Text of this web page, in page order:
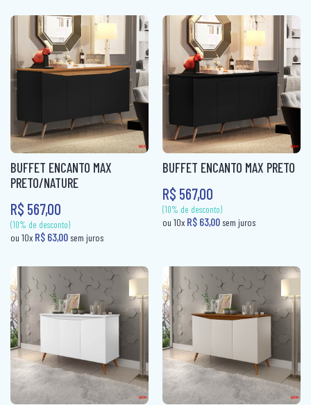
PRATO GIRATÓRIO
TORRE QUENTE
CAMA INFANTIL
CAMA QUEEN
CAMA SOLTEIRO
COLCHÃO CASAL
COLCHÃO CASAL MOLAS
COLCHÃO INFANTIL
COLCHÃO KING MOLAS
COLCHÂO QUEEN
COLCHÃO QUEEN MOLAS
COLCHÃO SOLTEIRÃO
COLCHÃO SOLTEIRÃO MOLAS
COLCHÃO SOLTEIRO
COLCHÃO SOLTEIRO MOLAS
(10% de desconto)
ou 10xR$ 63,00 sem juros
(10% de desconto)
R$ 63,00
BUFFET ENCANTO MAX
PRETO/NATURE
R$ 567,00
BUFFET ENCANTO MAX PRETO
R$ 567,00